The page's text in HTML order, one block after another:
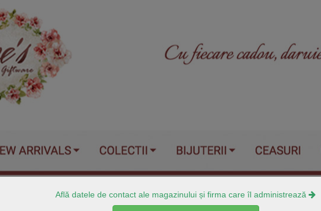
Află datele de contact ale magazinului și firma care îl administrează